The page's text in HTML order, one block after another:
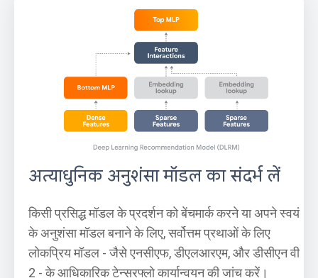
अत्याधुनिक अनुशंसा मॉडल का संदर्भ लें
किसी प्रसिद्ध मॉडल के प्रदर्शन को बेंचमार्क करने या अपने स्वयं
के अनुशंसा मॉडल बनाने के लिए, सर्वोत्तम प्रथाओं के लिए
लोकप्रिय मॉडल - जैसे एनसीएफ, डीएलआरएम, और डीसीएन वी
2 - के आधिकारिक टेन्सरफ्लो कार्यान्वयन की जांच करें।